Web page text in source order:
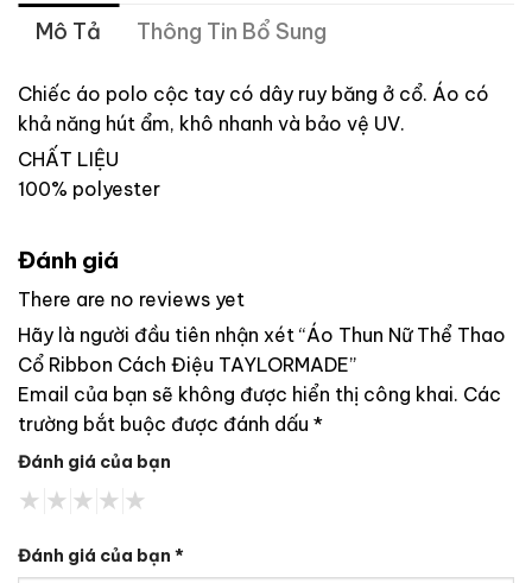
Mô Tả Thông Tin Bổ Sung
Chiếc áo polo cộc tay có dây ruy băng ở cổ. Áo có
khả năng hút ẩm, khô nhanh và bảo vệ UV.
CHẤT LIỆU
100% polyester
Đánh giá
There are no reviews yet
Hãy là người đầu tiên nhận xét “Áo Thun Nữ Thể Thao
Cổ Ribbon Cách Điệu TAYLORMADE”
Email của bạn sẽ không được hiển thị công khai. Các
trường bắt buộc được đánh dấu *
Đánh giá của bạn
Đánh giá của bạn *